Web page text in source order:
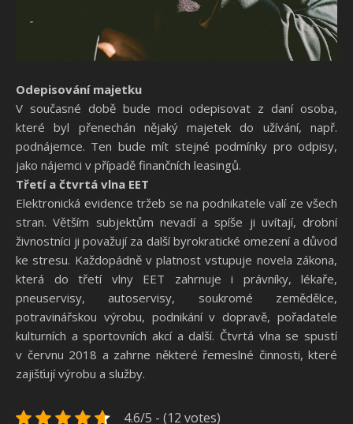
Odepisování majetku
V současné době bude moci odepisovat z daní osoba,
které byl přenechán nějaký majetek do užívání, např.
podnájemce. Ten bude mít stejné podmínky pro odpisy,
jako nájemci v případě finančních leasingů.
Třetí a čtvrtá vlna EET
Elektronická evidence tržeb se na podnikatele valí ze všech
stran. Větším subjektům nevadí a spíše ji uvítají, drobní
živnostníci ji považují za další byrokratické omezení a důvod
ke stresu. Každopádně v platnost vstupuje novela zákona,
která do třetí vlny EET zahrnuje i právníky, lékaře,
pneuservisy, autoservisy, soukromé zemědělce,
potravinářskou výrobu, podnikání v dopravě, pořadatele
kulturních a sportovních akcí a další. Čtvrtá vlna se spustí
v červnu 2018 a zahrne některé řemeslné činnosti, které
zajišťují výrobu a služby.
4.6/5 - (12 votes)